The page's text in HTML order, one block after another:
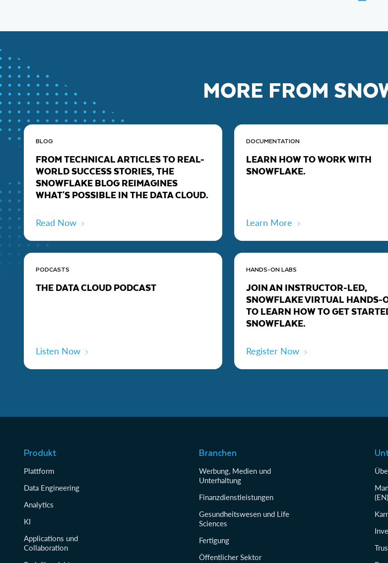
MORE FROM
BLOG
FROM TECHNICAL ARTICLES TO REAL-
WORLD SUCCESS STORIES, THE
SNOWFLAKE BLOG REIMAGINES
WHAT'S POSSIBLE IN THE DATA CLOUD.
Read Now
DOCUMENTATION
LEARN HOW TO WORK WITH
SNOWFLAKE.
Learn More
PODCASTS
THE DATA CLOUD PODCAST
Listen Now
HANDS-ON LABS
JOIN AN INSTRUCTOR-LED,
SNOWFLAKE VIRTUAL HANDS-
TO LEARN HOW TO GET
SNOWFLAKE.
Register Now
Produkt
Plattform
Data Engineering
Analytics
KI
Applications und
Collaboration
Branchen
Werbung, Medien und
Unterhaltung
Finanzdienstleistungen
Gesundheitswesen und Life
Sciences
Fertigung
Öffentlicher Sektor
(EN)